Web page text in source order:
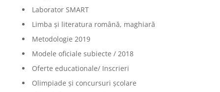
Laborator SMART
Limba şi literatura română, maghiară
Metodologie 2019
Modele oficiale subiecte / 2018
Oferte educationale/ Inscrieri
Olimpiade şi concursuri şcolare